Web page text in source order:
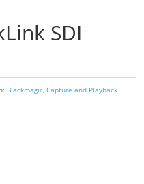
SDI
Blackmagic ,Capture and Playback